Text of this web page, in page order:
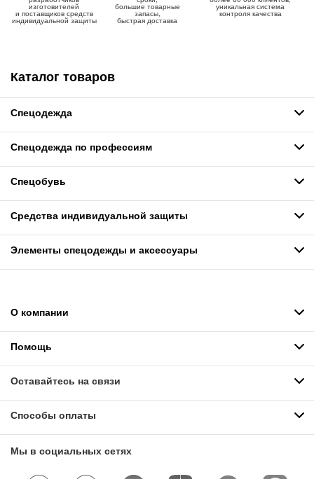
изготовителей
и поставщиков средств
индивидуальной защиты
большие товарные
запасы,
быстрая доставка
уникальная система
контроля качества
Каталог товаров
Спецодежда
Спецодежда по профессиям
Спецобувь
Средства индивидуальной защиты
Элементы спецодежды и аксессуары
О компании
Помощь
Оставайтесь на связи
Способы оплаты
Мы в социальных сетях